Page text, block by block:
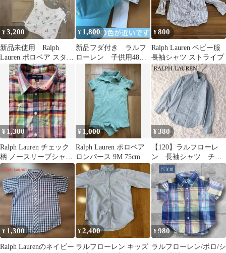
¥3,200
新品未使用 Ralph
Lauren ポロベア スタイ
よだれかけ ピンク
¥ 1,800
新品フダ付き ラルフ
ローレン 子供用48〜
50センチ(12-24M)キャ
ップ
¥800
Ralph Lauren ベビー服
長袖シャツ ストライプ
¥ 1,300
Ralph Lauren チェック
柄 ノースリーブシャツ
135
¥ 1,000
Ralph Lauren ポロベア
ロンパース 9M 75cm
¥380
【120】ラルフローレ
ン 長袖シャツ チェ
ック柄 刺繡ロゴ
綿 コットン100
¥ 1,300
Ralph Laurenのネイビー
¥2,400
ラルフローレン キッズ
¥980
ラルフローレン/ポロ/シ